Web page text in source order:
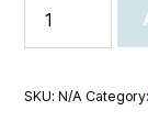
SKU:N/A